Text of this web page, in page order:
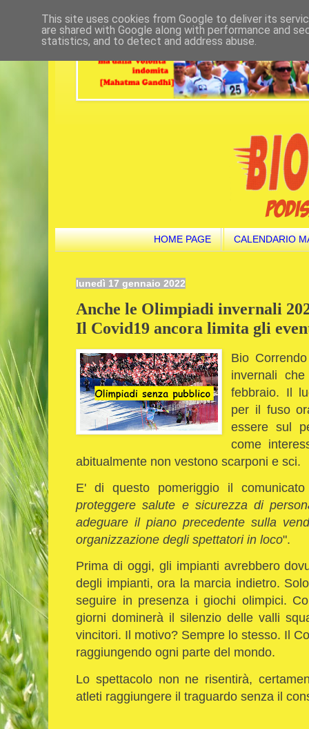
HOME PAGE CALENDARIO
lunedì 17 gennaio 2022
Anche le Olimpiadi invernali
Il Covid19 ancora limita gli
Bio
invernali
febbraio. Il
per il fuso
essere sul
come
abitualmente non vestono scarponi e sci.
E' di questo pomeriggio il
proteggere salute e sicurezza di
adeguare il piano precedente sulla
organizzazione degli spettatori in loco".
Prima di oggi, gli impianti avrebbero
degli impianti, ora la marcia indietro.
seguire in presenza i giochi olimpici.
giorni dominerà il silenzio delle valli
vincitori. Il motivo? Sempre lo stesso. Il
raggiungendo ogni parte del mondo.
Lo spettacolo non ne risentirà,
atleti raggiungere il traguardo senza il
This site uses cookies from Google to deliver its
are shared with Google along with performance and
statistics, and to detect and address abuse.